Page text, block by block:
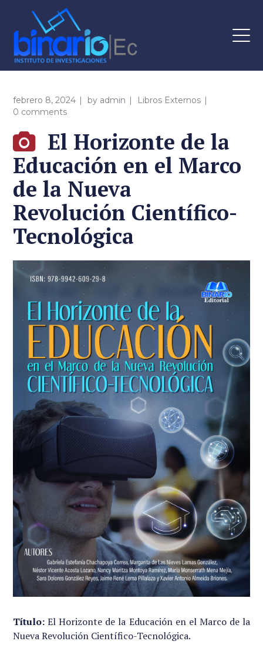
febrero 8, 2024 by admin
Libros Externos
0 comments
El Horizonte de la
Educación en el Marco
de la Nueva
Revolución Científico-
Tecnológica
Título: El Horizonte de la Educación en el Marco de la
Nueva Revolución Científico-Tecnológica.